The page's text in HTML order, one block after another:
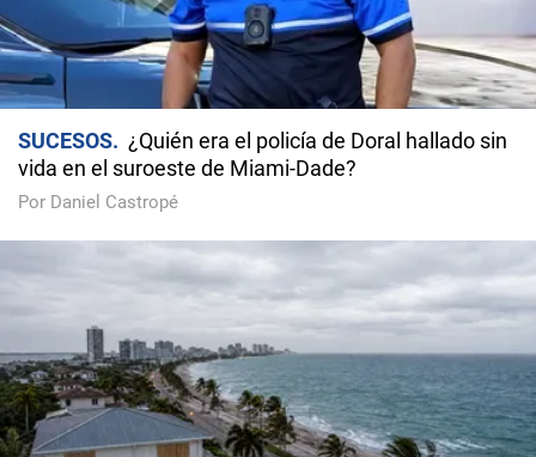
SUCESOS
¿Quién era el policía de Doral hallado sin
vida en el suroeste de Miami-Dade?
Por Daniel Castropé